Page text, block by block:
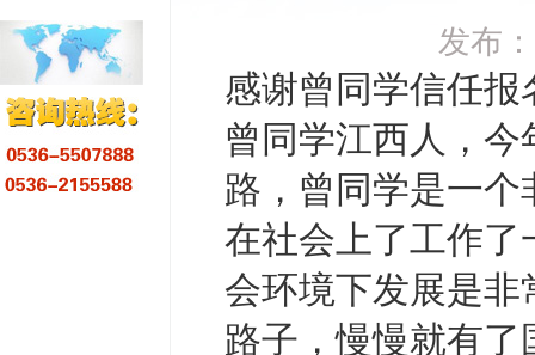
发布
感谢曾同学信任
曾同学江西人，
路，曾同学是一
在社会上了工作
会环境下发展是
路子，慢慢就有